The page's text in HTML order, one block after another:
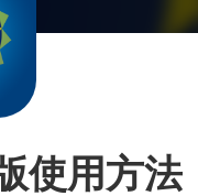
使用方法